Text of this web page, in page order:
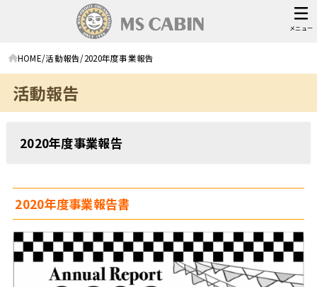
メニュー
HOME 活動報告 2020年度事業報告
活動報告
2020年度事業報告
2020年度事業報告書